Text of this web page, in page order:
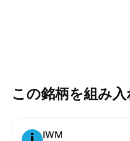
この銘柄を組み
IWM